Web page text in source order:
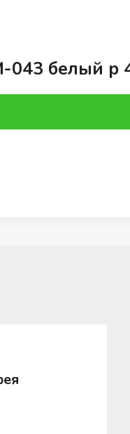
043 белый р